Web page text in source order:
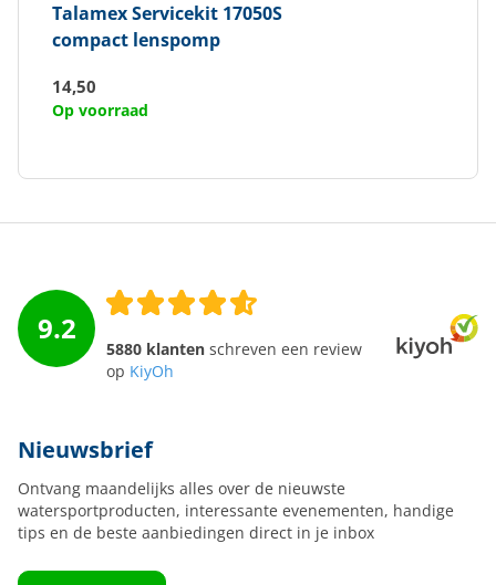
TalamexServicekit 17050S
compact lenspomp
14,50
Op voorraad
9.2
5880 klanten schreven een review
op KiyOh
Nieuwsbrief
Ontvang maandelijks alles over de nieuwste
watersportproducten, interessante evenementen, handige
tips en de beste aanbiedingen direct in je inbox